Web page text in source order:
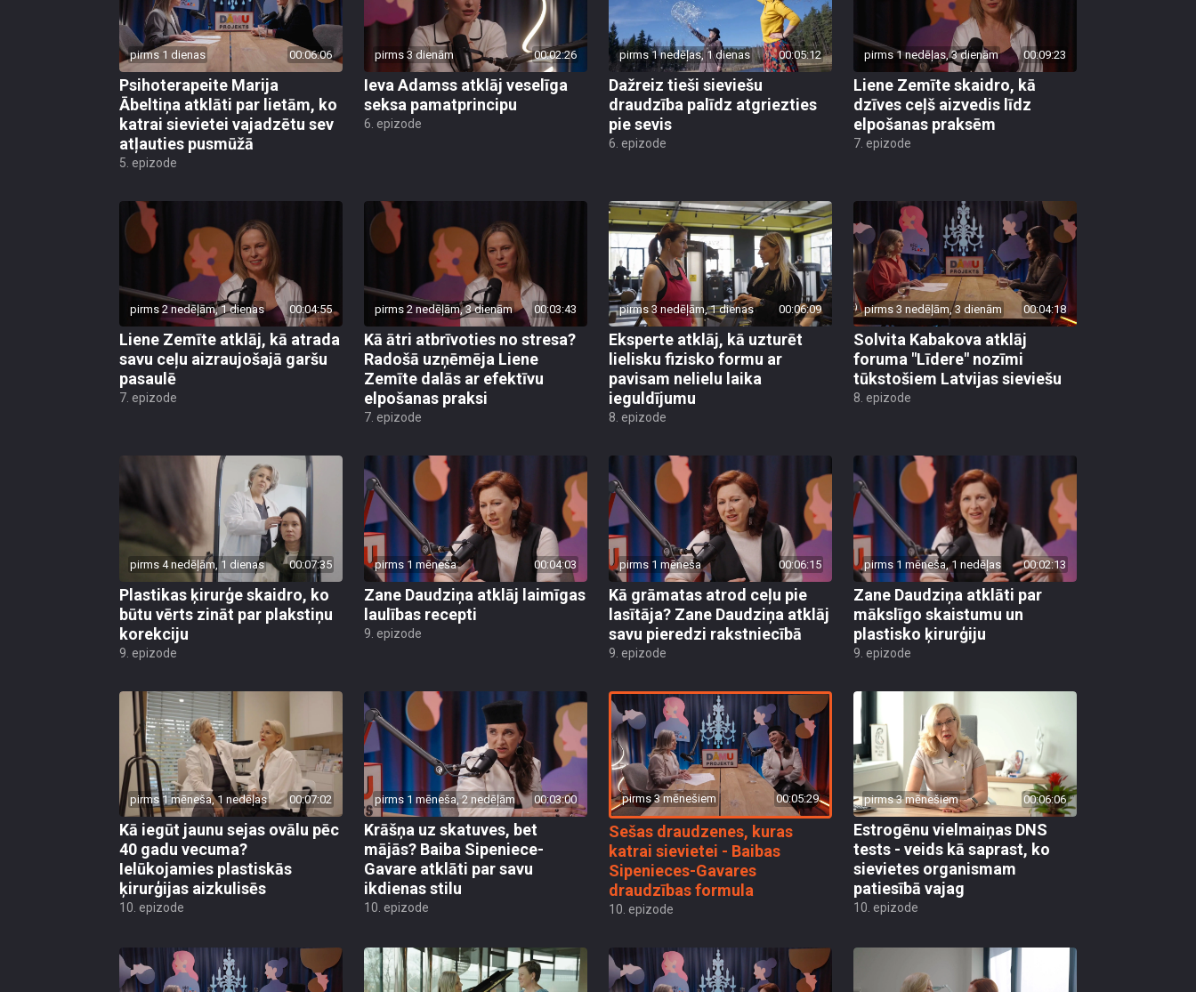
pirms 1 dienas 00:06:06
Psihoterapeite Marija
Ābeltiņa atklāti par lietām, ko
katrai sievietei vajadzētu sev
atļauties pusmūžā
5. epizode
pirms 3 dienām 00:02:26
Ieva Adamss atklāj veselīga
seksa pamatprincipu
6. epizode
pirms 1 nedēļas, 1 dienas 00:05:12
Dažreiz tieši sieviešu
draudzība palīdz atgriezties
pie sevis
6. epizode
pirms 1 nedēļas, 3 dienām 00:09:23
Liene Zemīte skaidro, kā
dzīves ceļš aizvedis līdz
elpošanas praksēm
7. epizode
pirms 2 nedēļām, 1 dienas 00:04:55
Liene Zemīte atklāj, kā atrada
savu ceļu aizraujošajā garšu
pasaulē
7. epizode
pirms 2 nedēļām, 3 dienām 00:03:43
Kā ātri atbrīvoties no stresa?
Radošā uzņēmēja Liene
Zemīte dalās ar efektīvu
elpošanas praksi
7. epizode
pirms 3 nedēļām, 1 dienas 00:06:09
Eksperte atklāj, kā uzturēt
lielisku fizisko formu ar
pavisam nelielu laika
ieguldījumu
8. epizode
pirms 3 nedēļām, 3 dienām 00:04:18
Solvita Kabakova atklāj
foruma "Līdere" nozīmi
tūkstošiem Latvijas sieviešu
8. epizode
pirms 4 nedēļām, 1 dienas 00:07:35
Plastikas ķirurģe skaidro, ko
būtu vērts zināt par plakstiņu
korekciju
9. epizode
pirms 1 mēneša 00:04:03
Zane Daudziņa atklāj laimīgas
laulības recepti
9. epizode
pirms 1 mēneša 00:06:15
Kā grāmatas atrod ceļu pie
lasītāja? Zane Daudziņa atklāj
savu pieredzi rakstniecībā
9. epizode
pirms 1 mēneša, 1 nedēļas 00:02:13
Zane Daudziņa atklāti par
mākslīgo skaistumu un
plastisko ķirurģiju
9. epizode
pirms 1 mēneša, 1 nedēļas 00:07:02
Kā iegūt jaunu sejas ovālu pēc
40 gadu vecuma?
Ielūkojamies plastiskās
ķirurģijas aizkulisēs
10. epizode
pirms 1 mēneša, 2 nedēļām 00:03:00
Krāšņa uz skatuves, bet
mājās? Baiba Sipeniece-
Gavare atklāti par savu
ikdienas stilu
10. epizode
pirms 3 mēnešiem 00:05:29
Sešas draudzenes, kuras
katrai sievietei - Baibas
Sipenieces-Gavares
draudzības formula
10. epizode
pirms 3 mēnešiem 00:06:06
Estrogēnu vielmaiņas DNS
tests - veids kā saprast, ko
sievietes organismam
patiesībā vajag
10. epizode